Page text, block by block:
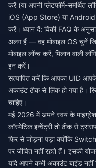
करें (या अपनी प्लेटफॉर्म-समर्थित
iOS (App Store) या
करें। ध्यान दें: विकी FAQ के
अलग हैं — वह मोबाइल OS चुनें
मोबाइल लॉन्च करें, मिलान वाली
इन करें।
सत्यापित करें कि आपका UID
अकाउंट ठीक से लिंक हो गया है।
चाहिए।
मई 2026 में अपने स्वयं के
कॉस्मेटिक इन्वेंट्री तो ठीक से
फिर से जोड़ना पड़ा क्योंकि
पर जीवित नहीं रहते हैं। इसकी
यदि आपने कभी अकाउंट बाइंड